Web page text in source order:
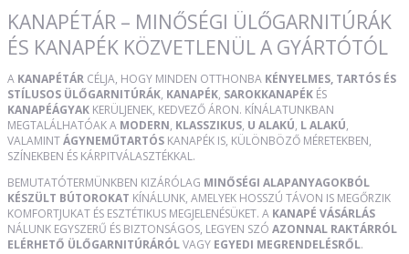
KANAPÉTÁR – MINŐSÉGI ÜLŐGARNITÚRÁK
ÉS KANAPÉK KÖZVETLENÜL A GYÁRTÓTÓL
A KANAPÉTÁR CÉLJA, HOGY MINDEN OTTHONBA KÉNYELMES, TARTÓS ÉS
STÍLUSOS ÜLŐGARNITÚRÁK, KANAPÉK, SAROKKANAPÉK ÉS
KANAPÉÁGYAK KERÜLJENEK, KEDVEZŐ ÁRON. KÍNÁLATUNKBAN
MEGTALÁLHATÓAK A MODERN, KLASSZIKUS, U ALAKÚ, L ALAKÚ,
VALAMINTÁGYNEMŰTARTÓS KANAPÉK IS, KÜLÖNBÖZŐ MÉRETEKBEN,
SZÍNEKBEN ÉS KÁRPITVÁLASZTÉKKAL.
BEMUTATÓTERMÜNKBEN KIZÁRÓLAG MINŐSÉGI ALAPANYAGOKBÓL
KÉSZÜLT BÚTOROKAT KÍNÁLUNK, AMELYEK HOSSZÚ TÁVON IS MEGŐRZIK
KOMFORTJUKAT ÉS ESZTÉTIKUS MEGJELENÉSÜKET. A KANAPÉ VÁSÁRLÁS
NÁLUNK EGYSZERŰ ÉS BIZTONSÁGOS, LEGYEN SZÓ AZONNAL RAKTÁRRÓL
ELÉRHETŐ ÜLŐGARNITÚRÁRÓLVAGY EGYEDI MEGRENDELÉSRŐL.